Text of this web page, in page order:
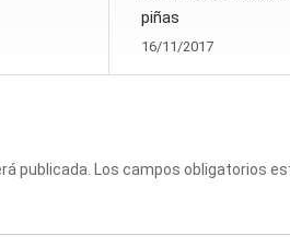
piñas
16/11/2017
publicada. Los campos obligatorios